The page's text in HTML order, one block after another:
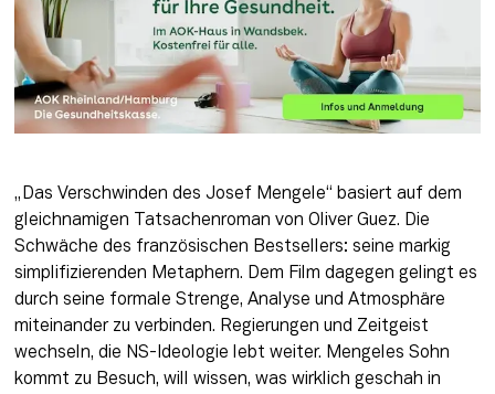
„Das Verschwinden des Josef Mengele“ basiert auf dem
gleichnamigen Tatsachenroman von Oliver Guez. Die
Schwäche des französischen Bestsellers: seine markig
simplifizierenden Metaphern. Dem Film dagegen gelingt es
durch seine formale Strenge, Analyse und Atmosphäre
miteinander zu verbinden. Regierungen und Zeitgeist
wechseln, die NS-Ideologie lebt weiter. Mengeles Sohn
kommt zu Besuch, will wissen, was wirklich geschah in